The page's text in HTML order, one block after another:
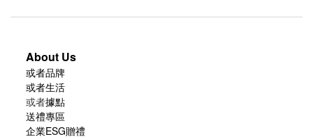
About Us
或者品牌
或者生活
或者據點
送禮專區
企業ESG贈禮